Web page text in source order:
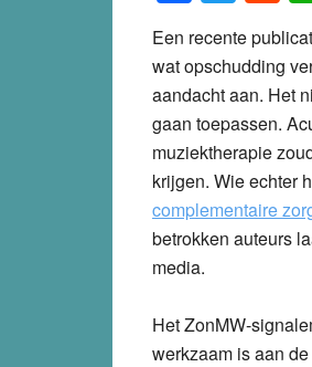
Een recente
wat opschudding
aandacht aan. Het
gaan toepassen.
muziektherapie
krijgen. Wie echter
complementaire
betrokken auteurs
media.
Het ZonMW-
werkzaam is aan